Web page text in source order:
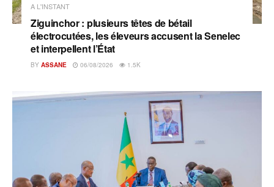
A L'INSTANT
Ziguinchor : plusieurs têtes de bétail
électrocutées, les éleveurs accusent la Senelec
et interpellent l’État
BY ASSANE 06/08/2026 1.5K